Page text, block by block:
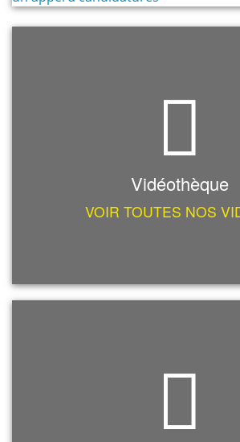
Vidéothèque
VOIR TOUTES NOS